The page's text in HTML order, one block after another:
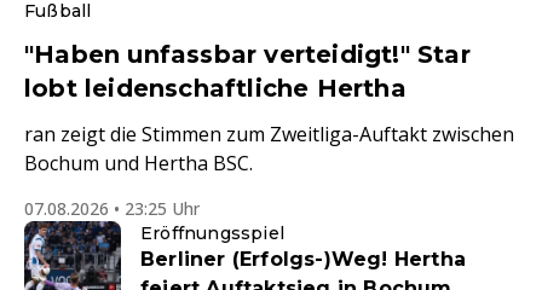
Fußball
"Haben unfassbar verteidigt!" Star
lobt leidenschaftliche Hertha
ran zeigt die Stimmen zum Zweitliga-Auftakt zwischen
Bochum und Hertha BSC.
07.08.2026 • 23:25 Uhr
Eröffnungsspiel
Berliner (Erfolgs-)Weg! Hertha